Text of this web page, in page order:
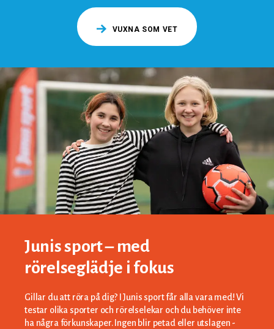
VUXNA SOM VET
Junis sport – med
rörelseglädje i fokus
Gillar du att röra på dig? I Junis sport får alla vara med! Vi
testar olika sporter och rörelselekar och du behöver inte
ha några förkunskaper. Ingen blir petad eller utslagen -